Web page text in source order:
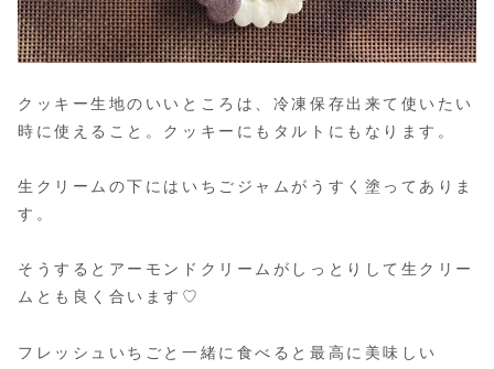
クッキー生地のいいところは、冷凍保存出来て使いたい
時に使えること。クッキーにもタルトにもなります。
生クリームの下にはいちごジャムがうすく塗ってありま
す。
そうするとアーモンドクリームがしっとりして生クリー
ムとも良く合います♡
フレッシュいちごと一緒に食べると最高に美味しい